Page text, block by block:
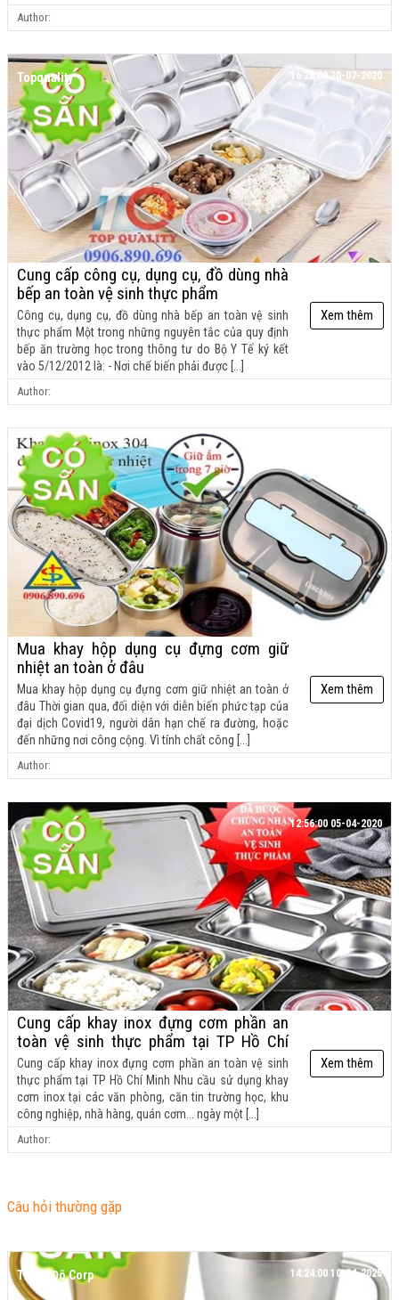
Author:
Topquality 16:28:00 30-07-2020
Cung cấp công cụ, dụng cụ, đồ dùng nhà
bếp an toàn vệ sinh thực phẩm
Công cụ, dụng cụ, đồ dùng nhà bếp an toàn vệ sinh
thực phẩm Một trong những nguyên tắc của quy định
bếp ăn trường học trong thông tư do Bộ Y Tế ký kết
vào 5/12/2012 là: - Nơi chế biến phải được [...]
Xem thêm
Author:
Mua khay hộp dụng cụ đựng cơm giữ
nhiệt an toàn ở đâu
Mua khay hộp dụng cụ đựng cơm giữ nhiệt an toàn ở
đâu Thời gian qua, đối diện với diễn biến phức tạp của
đại dịch Covid19, người dân hạn chế ra đường, hoặc
đến những nơi công cộng. Vì tính chất công [...]
Xem thêm
Author:
12:56:00 05-04-2020
Cung cấp khay inox đựng cơm phần an
toàn vệ sinh thực phẩm tại TP Hồ Chí
Minh
Cung cấp khay inox đựng cơm phần an toàn vệ sinh
thực phẩm tại TP Hồ Chí Minh Nhu cầu sử dụng khay
cơm inox tại các văn phòng, căn tin trường học, khu
công nghiệp, nhà hàng, quán cơm... ngày một [...]
Xem thêm
Author:
Câu hỏi thường gặp
Thiên Đô Corp 14:24:00 10-04-2025